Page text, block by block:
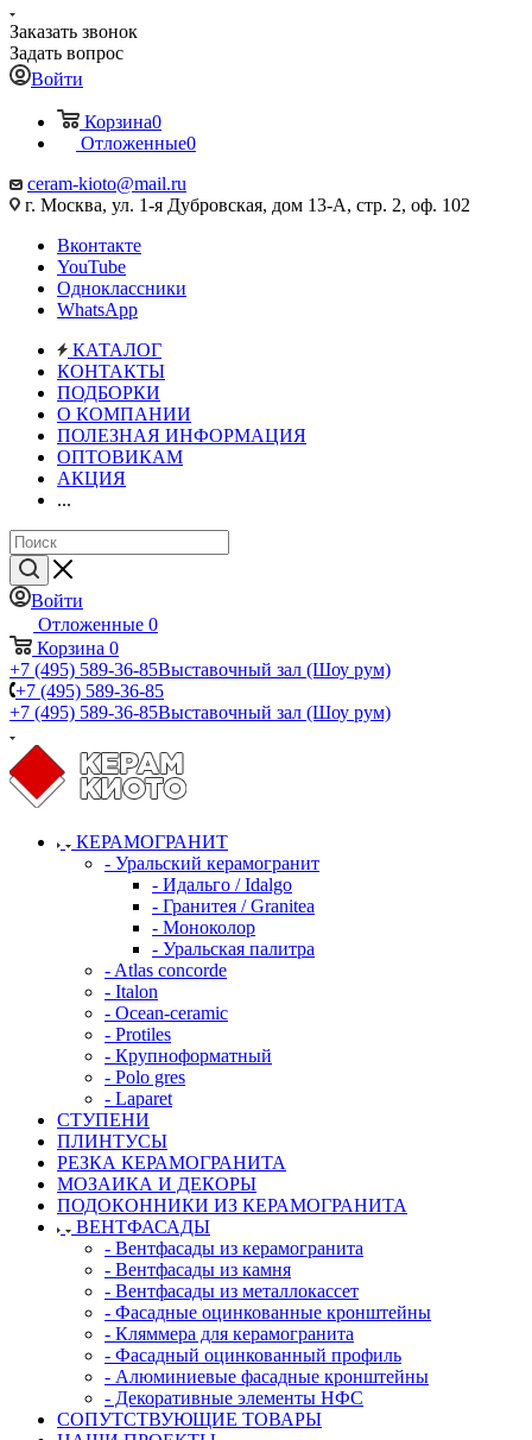
Заказать звонок
Задать вопрос
Войти
Корзина0
Отложенные0
ceram-kioto@mail.ru
г. Москва, ул. 1-я Дубровская, дом 13-А, стр. 2, оф. 102
Вконтакте
YouTube
Одноклассники
WhatsApp
КАТАЛОГ
КОНТАКТЫ
ПОДБОРКИ
О КОМПАНИИ
ПОЛЕЗНАЯ ИНФОРМАЦИЯ
ОПТОВИКАМ
АКЦИЯ
...
Войти
Отложенные 0
Корзина 0
+7 (495) 589-36-85Выставочный зал (Шоу рум)
+7 (495) 589-36-85
+7 (495) 589-36-85Выставочный зал (Шоу рум)
КЕРАМОГРАНИТ
- Уральский керамогранит
- Идальго / Idalgo
- Гранитея / Granitea
- Моноколор
- Уральская палитра
- Atlas concorde
- Italon
- Ocean-ceramic
- Protiles
- Крупноформатный
- Polo gres
- Laparet
СТУПЕНИ
ПЛИНТУСЫ
РЕЗКА КЕРАМОГРАНИТА
МОЗАИКА И ДЕКОРЫ
ПОДОКОННИКИ ИЗ КЕРАМОГРАНИТА
ВЕНТФАСАДЫ
- Вентфасады из керамогранита
- Вентфасады из камня
- Вентфасады из металлокассет
- Фасадные оцинкованные кронштейны
- Кляммера для керамогранита
- Фасадный оцинкованный профиль
- Алюминиевые фасадные кронштейны
- Декоративные элементы НФС
СОПУТСТВУЮЩИЕ ТОВАРЫ